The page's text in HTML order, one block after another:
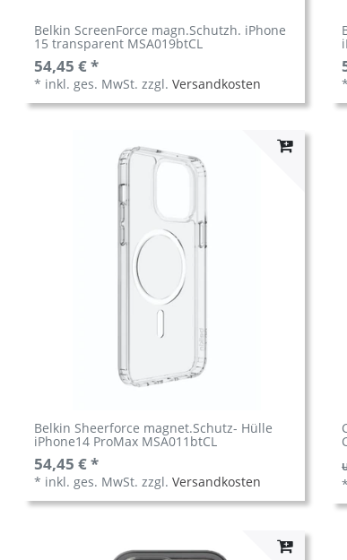
Belkin ScreenForce magn.Schutzh. iPhone
15 transparent MSA019btCL
54,45 € *
* inkl. ges. MwSt. zzgl. Versandkosten *
Belkin Sheerforce magnet.Schutz- Hülle
iPhone14 ProMax MSA011btCL
54,45 € *
* inkl. ges. MwSt. zzgl. Versandkosten *